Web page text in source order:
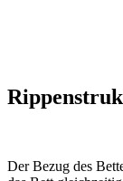
Der Bezug des